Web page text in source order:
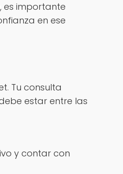
es importante
en ese
Tu consulta
estar entre las
y contar con